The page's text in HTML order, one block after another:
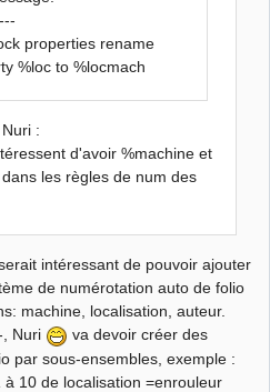
properties rename
%loc to %locmach
:
d'avoir %machine et
les règles de num des
intéressant de pouvoir ajouter
de numérotation auto de folio
machine, localisation, auteur.
Nuri
va devoir créer des
par sous-ensembles, exemple :
à 10 de localisation =enrouleur